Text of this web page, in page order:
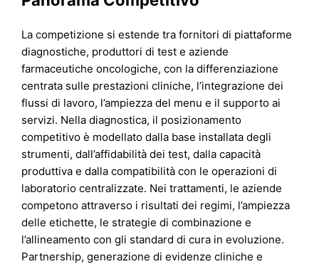
La competizione si estende tra fornitori di piattaforme
diagnostiche, produttori di test e aziende
farmaceutiche oncologiche, con la differenziazione
centrata sulle prestazioni cliniche, l’integrazione dei
flussi di lavoro, l’ampiezza del menu e il supporto ai
servizi. Nella diagnostica, il posizionamento
competitivo è modellato dalla base installata degli
strumenti, dall’affidabilità dei test, dalla capacità
produttiva e dalla compatibilità con le operazioni di
laboratorio centralizzate. Nei trattamenti, le aziende
competono attraverso i risultati dei regimi, l’ampiezza
delle etichette, le strategie di combinazione e
l’allineamento con gli standard di cura in evoluzione.
Partnership, generazione di evidenze cliniche e